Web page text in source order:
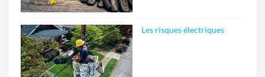
Les risques électriques